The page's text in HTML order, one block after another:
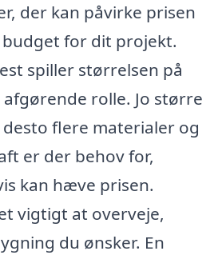
der kan påvirke prisen
for dit projekt.
spiller størrelsen på
rolle. Jo større
flere materialer og
er der behov for,
kan hæve prisen.
vigtigt at overveje,
du ønsker. En